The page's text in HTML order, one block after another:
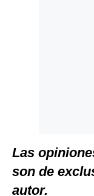
Las
son de
autor.